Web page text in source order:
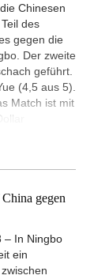
Chinesen
des
gegen die
Der zweite
geführt.
(4,5 aus 5).
Match ist mit
gegen
– In Ningbo
ein